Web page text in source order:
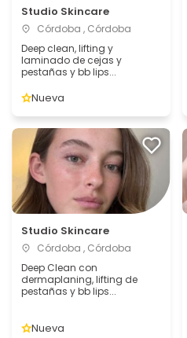
Studio Skincare
Córdoba , Córdoba
Deep clean, lifting y
laminado de cejas y
pestañas y bb lips...
Nueva
Studio Skincare
Córdoba , Córdoba
Deep Clean con
dermaplaning, lifting de
pestañas y bb lips...
Nueva